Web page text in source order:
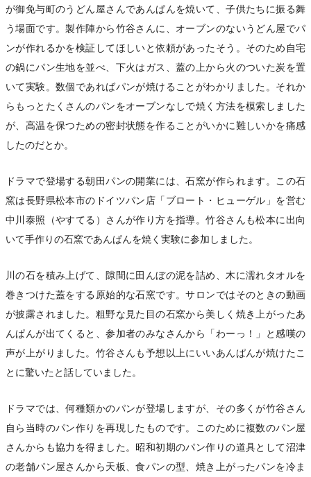
が御免与町のうどん屋さんであんぱんを焼いて、子供たちに振る舞
う場面です。製作陣から竹谷さんに、オーブンのないうどん屋でパ
ンが作れるかを検証してほしいと依頼があったそう。そのため自宅
の鍋にパン生地を並べ、下火はガス、蓋の上から火のついた炭を置
いて実験。数個であればパンが焼けることがわかりました。それか
らもっとたくさんのパンをオーブンなしで焼く方法を模索しました
が、高温を保つための密封状態を作ることがいかに難しいかを痛感
したのだとか。
ドラマで登場する朝田パンの開業には、石窯が作られます。この石
窯は長野県松本市のドイツパン店「ブロート・ヒューゲル」を営む
中川泰照（やすてる）さんが作り方を指導。竹谷さんも松本に出向
いて手作りの石窯であんぱんを焼く実験に参加しました。
川の石を積み上げて、隙間に田んぼの泥を詰め、木に濡れタオルを
巻きつけた蓋をする原始的な石窯です。サロンではそのときの動画
が披露されました。粗野な見た目の石窯から美しく焼き上がったあ
んぱんが出てくると、参加者のみなさんから「わーっ！」と感嘆の
声が上がりました。竹谷さんも予想以上にいいあんぱんが焼けたこ
とに驚いたと話していました。
ドラマでは、何種類かのパンが登場しますが、その多くが竹谷さん
自ら当時のパン作りを再現したものです。このために複数のパン屋
さんからも協力を得ました。昭和初期のパン作りの道具として沼津
の老舗パン屋さんから天板、食パンの型、焼き上がったパンを冷ま